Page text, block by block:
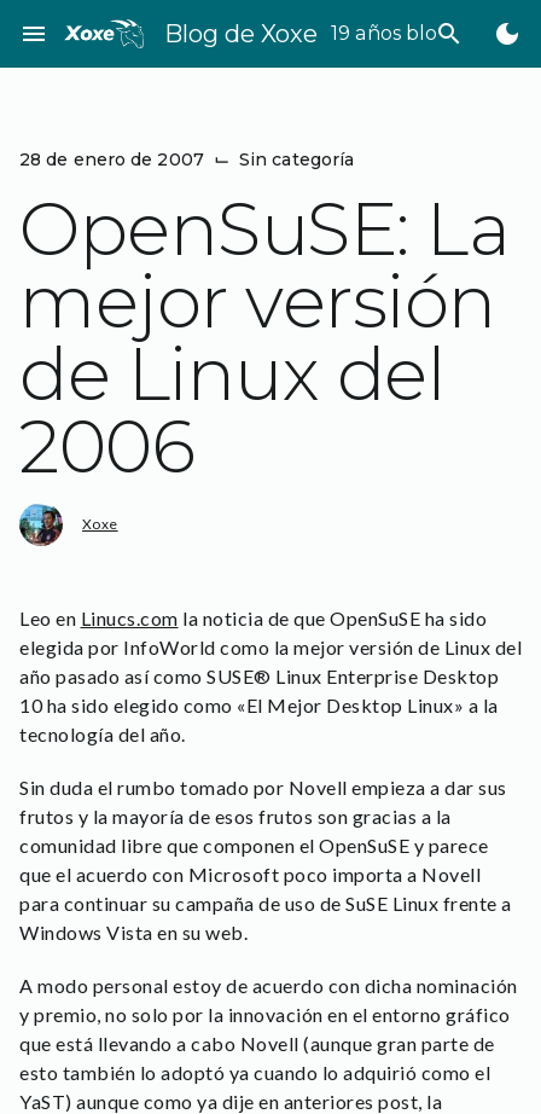
contenido
menu Blog de Xoxe 19 años bloggeando
search dark_mode
28 de enero de 2007 ⌙ Sin categoría
OpenSuSE: La
mejor versión
de Linux del
2006
Xoxe
Leo en Linucs.com la noticia de que OpenSuSE ha sido
elegida por InfoWorld como la mejor versión de Linux del
año pasado así como SUSE® Linux Enterprise Desktop
10 ha sido elegido como «El Mejor Desktop Linux» a la
tecnología del año.
Sin duda el rumbo tomado por Novell empieza a dar sus
frutos y la mayoría de esos frutos son gracias a la
comunidad libre que componen el OpenSuSE y parece
que el acuerdo con Microsoft poco importa a Novell
para continuar su campaña de uso de SuSE Linux frente a
Windows Vista en su web.
A modo personal estoy de acuerdo con dicha nominación
y premio, no solo por la innovación en el entorno gráfico
que está llevando a cabo Novell (aunque gran parte de
esto también lo adoptó ya cuando lo adquirió como el
YaST) aunque como ya dije en anteriores post, la